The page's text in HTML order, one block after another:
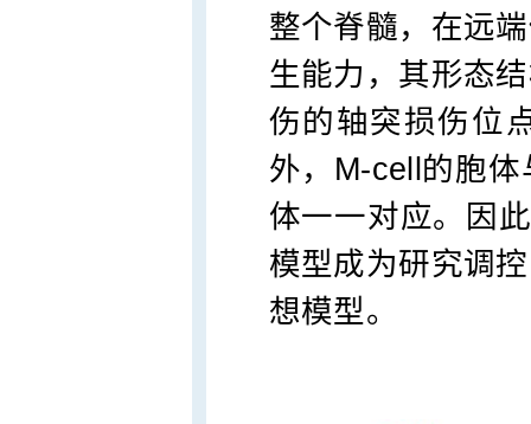
整个脊髓，在远
生能力，其形态
伤的轴突损伤位
外，M-cell的胞
体一一对应。因
模型成为研究调
想模型。